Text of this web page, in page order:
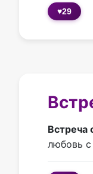
♥29
Встреча
любовь с